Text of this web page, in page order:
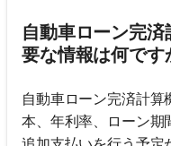
自動車ローン完
要な情報は何です
自動車ローン完済計
本、年利率、ローン期